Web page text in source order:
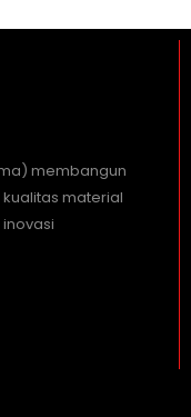
membangun
material